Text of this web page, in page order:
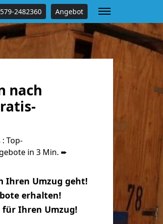
2482360 Angebot
nach
Top-
in 3 Min. ➨
Ihren Umzug geht!
erhalten!
für Ihren Umzug!